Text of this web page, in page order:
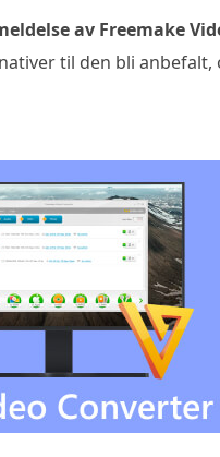
av Freemake
til den bli